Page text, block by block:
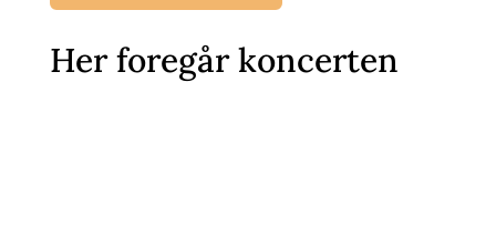
Her foregår koncerten